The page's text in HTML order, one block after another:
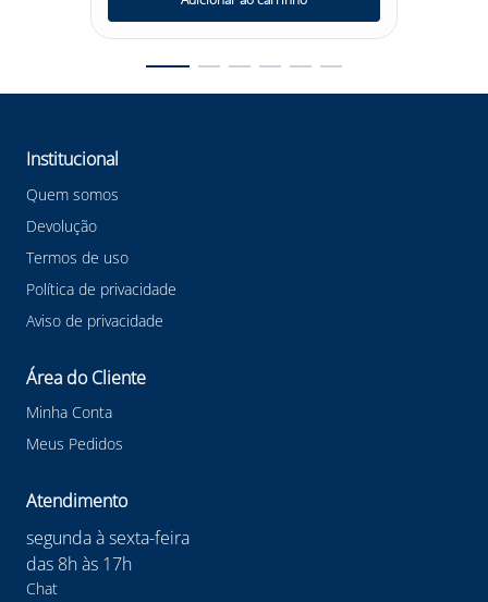
#oculospolicarbincolor #kalipso #oculosleopardo
#oculoskalipso #EPI
Institucional
Quem somos
Devolução
Termos de uso
Política de privacidade
Aviso de privacidade
Área do Cliente
Minha Conta
Meus Pedidos
Atendimento
segunda à sexta-feira
das 8h às 17h
Chat